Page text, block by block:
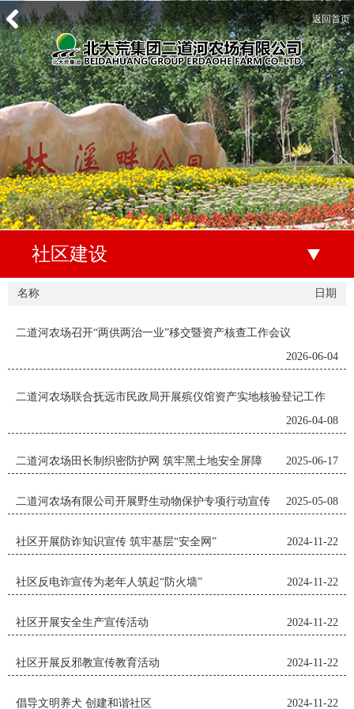
返回首页
社区建设
名称 日期
二道河农场召开“两供两治一业”移交暨资产核查工作会议
2026-06-04
二道河农场联合抚远市民政局开展殡仪馆资产实地核验登记工作
2026-04-08
二道河农场田长制织密防护网 筑牢黑土地安全屏障 2025-06-17
二道河农场有限公司开展野生动物保护专项行动宣传 2025-05-08
社区开展防诈知识宣传 筑牢基层“安全网” 2024-11-22
社区反电诈宣传为老年人筑起“防火墙” 2024-11-22
社区开展安全生产宣传活动 2024-11-22
社区开展反邪教宣传教育活动 2024-11-22
倡导文明养犬 创建和谐社区 2024-11-22